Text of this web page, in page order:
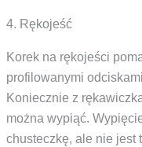
4. Rękojeść
Korek na rękojeści
profilowanymi
Koniecznie z
można wypiąć.
chusteczkę, ale nie jest